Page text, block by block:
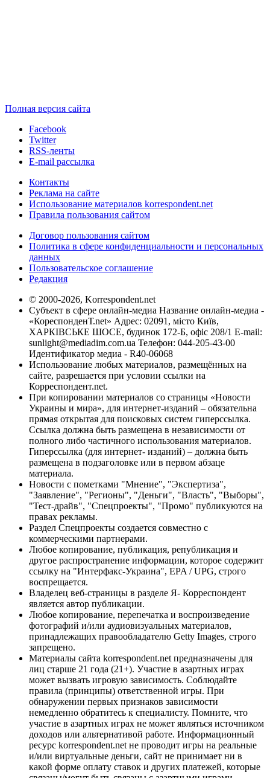
Полная версия сайта
Facebook
Twitter
RSS-ленты
E-mail рассылка
Контакты
Реклама на сайте
Использование материалов korrespondent.net
Правила пользования сайтом
Договор пользования сайтом
Политика в сфере конфиденциальности и персональных
данных
Пользовательское соглашение
Редакция
© 2000-2026, Korrespondent.net
Субъект в сфере онлайн-медиа Название онлайн-медиа -
«КореспонденТ.net» Адрес: 02091, місто Київ,
ХАРКІВСЬКЕ ШОСЕ, будинок 172-Б, офіс 208/1 E-mail:
sunlight@mediadim.com.ua Телефон: 044-205-43-00
Идентификатор медиа - R40-06068
Использование любых материалов, размещённых на
сайте, разрешается при условии ссылки на
Корреспондент.net.
При копировании материалов со страницы «Новости
Украины и мира», для интернет-изданий – обязательна
прямая открытая для поисковых систем гиперссылка.
Ссылка должна быть размещена в независимости от
полного либо частичного использования материалов.
Гиперссылка (для интернет- изданий) – должна быть
размещена в подзаголовке или в первом абзаце
материала.
Новости с пометками "Мнение", "Экспертиза",
"Заявление", "Регионы", "Деньги", "Власть", "Выборы",
"Тест-драйв", "Спецпроекты", "Промо" публикуются на
правах рекламы.
Раздел Спецпроекты создается совместно с
коммерческими партнерами.
Любое копирование, публикация, републикация и
другое распространение информации, которое содержит
ссылку на "Интерфакс-Украина", EPA / UPG, строго
воспрещается.
Владелец веб-страницы в разделе Я- Корреспондент
является автор публикации.
Любое копирование, перепечатка и воспроизведение
фотографий и/или аудиовизуальных материалов,
принадлежащих правообладателю Getty Images, строго
запрещено.
Материалы сайта korrespondent.net предназначены для
лиц старше 21 года (21+). Участие в азартных играх
может вызвать игровую зависимость. Соблюдайте
правила (принципы) ответственной игры. При
обнаружении первых признаков зависимости
немедленно обратитесь к специалисту. Помните, что
участие в азартных играх не может являться источником
доходов или альтернативой работе. Информационный
ресурс korrespondent.net не проводит игры на реальные
и/или виртуальные деньги, сайт не принимает ни в
какой форме оплату ставок и других платежей, которые